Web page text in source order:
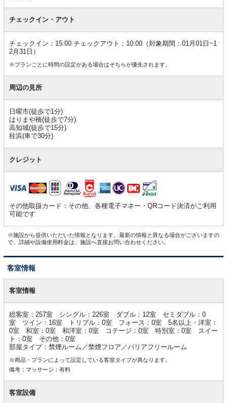
チェックイン・アウト
チェックイン：15:00 チェックアウト：10:00（対象期間：01月01日~1
2月31日）
※プランごとに時間の設定がある場合はそちらが優先されます。
周辺の見所
日曜市(徒歩で1分)
はりまや橋(徒歩で7分)
高知城(徒歩で15分)
桂浜(車で30分)
クレジット
その他取扱カード：その他、各種電子マネー・QRコード決済がご利用
可能です
※施設から提供いただいた情報となります。最新の情報と異なる場合がございますの
で、詳細や設備使用料金は、施設へ直接お問い合わせください。
客室情報
室客室情報
総客室：257室 シングル：226室 ダブル：12室 セミダブル：0
室 ツイン：16室 トリプル：0室 フォース：0室 5名以上・洋室：
0室 和室：0室 和洋室：0室 コテージ：0室 特別室：0室 スイー
ト：0室 その他：0室
部屋タイプ：禁煙ルーム／禁煙フロア／バリアフリールーム
※商品・プランによって設定している客室タイプが異なります。
備考：マッサージ：有料
客室設備